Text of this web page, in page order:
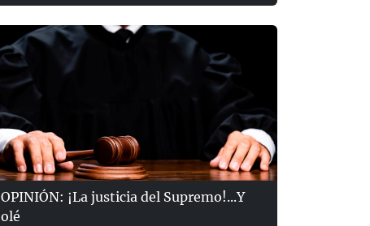
OPINIÓN: ¡La justicia del Supremo!...Y
olé